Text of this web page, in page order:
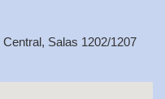
Salas 1202/1207